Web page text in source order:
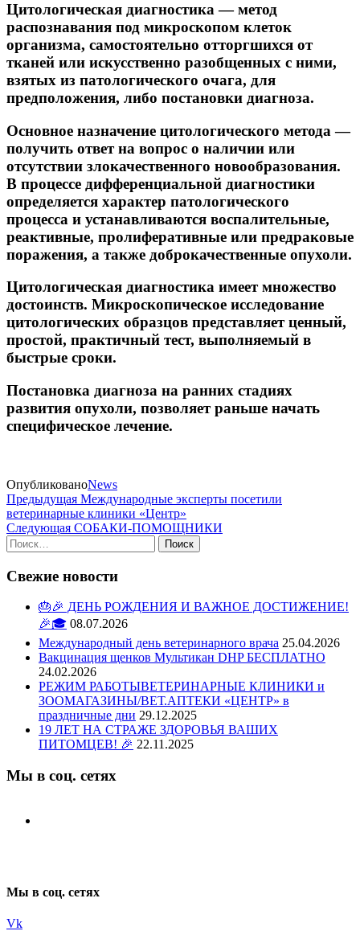
Цитологическая диагностика — метод
распознавания под микроскопом клеток
организма, самостоятельно отторгшихся от
тканей или искусственно разобщенных с ними,
взятых из патологического очага, для
предположения, либо постановки диагноза.
Основное назначение цитологического метода —
получить ответ на вопрос о наличии или
отсутствии злокачественного новообразования.
В процессе дифференциальной диагностики
определяется характер патологического
процесса и устанавливаются воспалительные,
реактивные, пролиферативные или предраковые
поражения, а также доброкачественные опухоли.
Цитологическая диагностика имеет множество
достоинств. Микроскопическое исследование
цитологических образцов представляет ценный,
простой, практичный тест, выполняемый в
быстрые сроки.
Постановка диагноза на ранних стадиях
развития опухоли, позволяет раньше начать
специфическое лечение.
ОпубликованоNews
Навигация
по
записям
Предыдущая
запись
Предыдущая Международные эксперты посетили
ветеринарные клиники «Центр»
Следующая
запись
Следующая СОБАКИ-ПОМОЩНИКИ
Найти:
Свежие новости
🎂🎉 ДЕНЬ РОЖДЕНИЯ И ВАЖНОЕ ДОСТИЖЕНИЕ!
🎉🎓 08.07.2026
Международный день ветеринарного врача 25.04.2026
Вакцинация щенков Мультикан DHP БЕСПЛАТНО
24.02.2026
РЕЖИМ РАБОТЫВЕТЕРИНАРНЫЕ КЛИНИКИ и
ЗООМАГАЗИНЫ/ВЕТ.АПТЕКИ «ЦЕНТР» в
праздничные дни 29.12.2025
19 ЛЕТ НА СТРАЖЕ ЗДОРОВЬЯ ВАШИХ
ПИТОМЦЕВ! 🎉 22.11.2025
Мы в соц. сетях
Мы в соц. сетях
Vk